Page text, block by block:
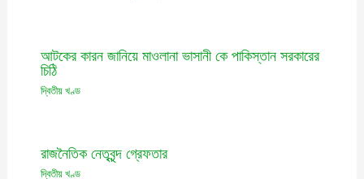
আটকের কারন জানিয়ে মাওলানা ভাসানী কে পাকিস্তান সরকারের
চিঠি
দ্বিতীয় খণ্ড
রাজনৈতিক নেতৃবৃন্দ গ্রেফতার
দ্বিতীয় খণ্ড